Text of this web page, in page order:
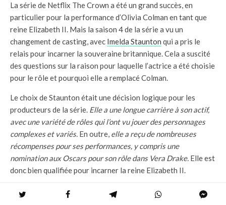
La série de Netflix The Crown a été un grand succès, en
particulier pour la performance d’Olivia Colman en tant que
reine Elizabeth II. Mais la saison 4 de la série a vu un
changement de casting, avec Imelda Staunton qui a pris le
relais pour incarner la souveraine britannique. Cela a suscité
des questions sur la raison pour laquelle l’actrice a été choisie
pour le rôle et pourquoi elle a remplacé Colman.
Le choix de Staunton était une décision logique pour les
producteurs de la série. Elle a une longue carrière à son actif,
avec une variété de rôles qui l’ont vu jouer des personnages
complexes et variés. En outre, elle a reçu de nombreuses
récompenses pour ses performances, y compris une
nomination aux Oscars pour son rôle dans Vera Drake. Elle est
donc bien qualifiée pour incarner la reine Elizabeth II.
Staunton a dû faire beaucoup de travail pour s’adapter au